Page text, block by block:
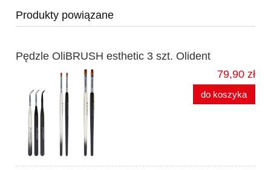
Produkty powiązane
Pędzle OliBRUSH esthetic 3 szt. Olident
79,90 zł
do koszyka